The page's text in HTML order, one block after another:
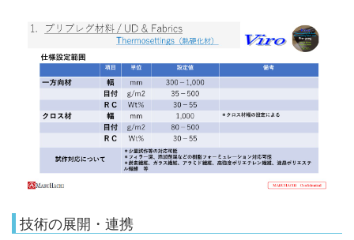
技術の展開・連携